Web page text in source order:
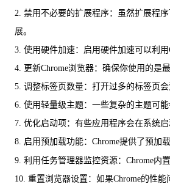
2. 禁用不必要的扩展程序：虽然扩展程
展。
3. 使用硬件加速：启用硬件加速可以利
4. 更新Chrome浏览器：确保你使用的是
5. 调整标签页数量：打开过多的标签页
6. 使用轻量级主题：一些复杂的主题可
7. 优化启动项：有些应用程序会在系统
8. 启用预加载功能：Chrome提供了预加
9. 利用任务管理器监控资源：Chrome内
10. 重置浏览器设置：如果Chrome的性